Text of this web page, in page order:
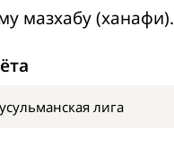
мазхабу (ханафи).